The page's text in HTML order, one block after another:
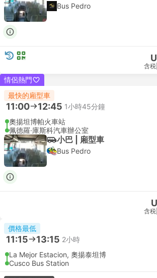
Bus Pedro
含税
情侶熱門
最快的廂型車
11:00 12:45 1小時45分鐘
奧揚坦博帕火車站
佩德羅·庫斯科汽車辦公室
小巴 | 廂型車
Bus Pedro
含税
價格最低
11:15 13:15 2小時
La Mejor Estacion, 奧揚泰坦博
Cusco Bus Station